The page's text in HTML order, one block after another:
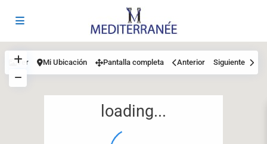
loading...
Ver Mi Ubicación Pantalla completa Anterior Siguiente